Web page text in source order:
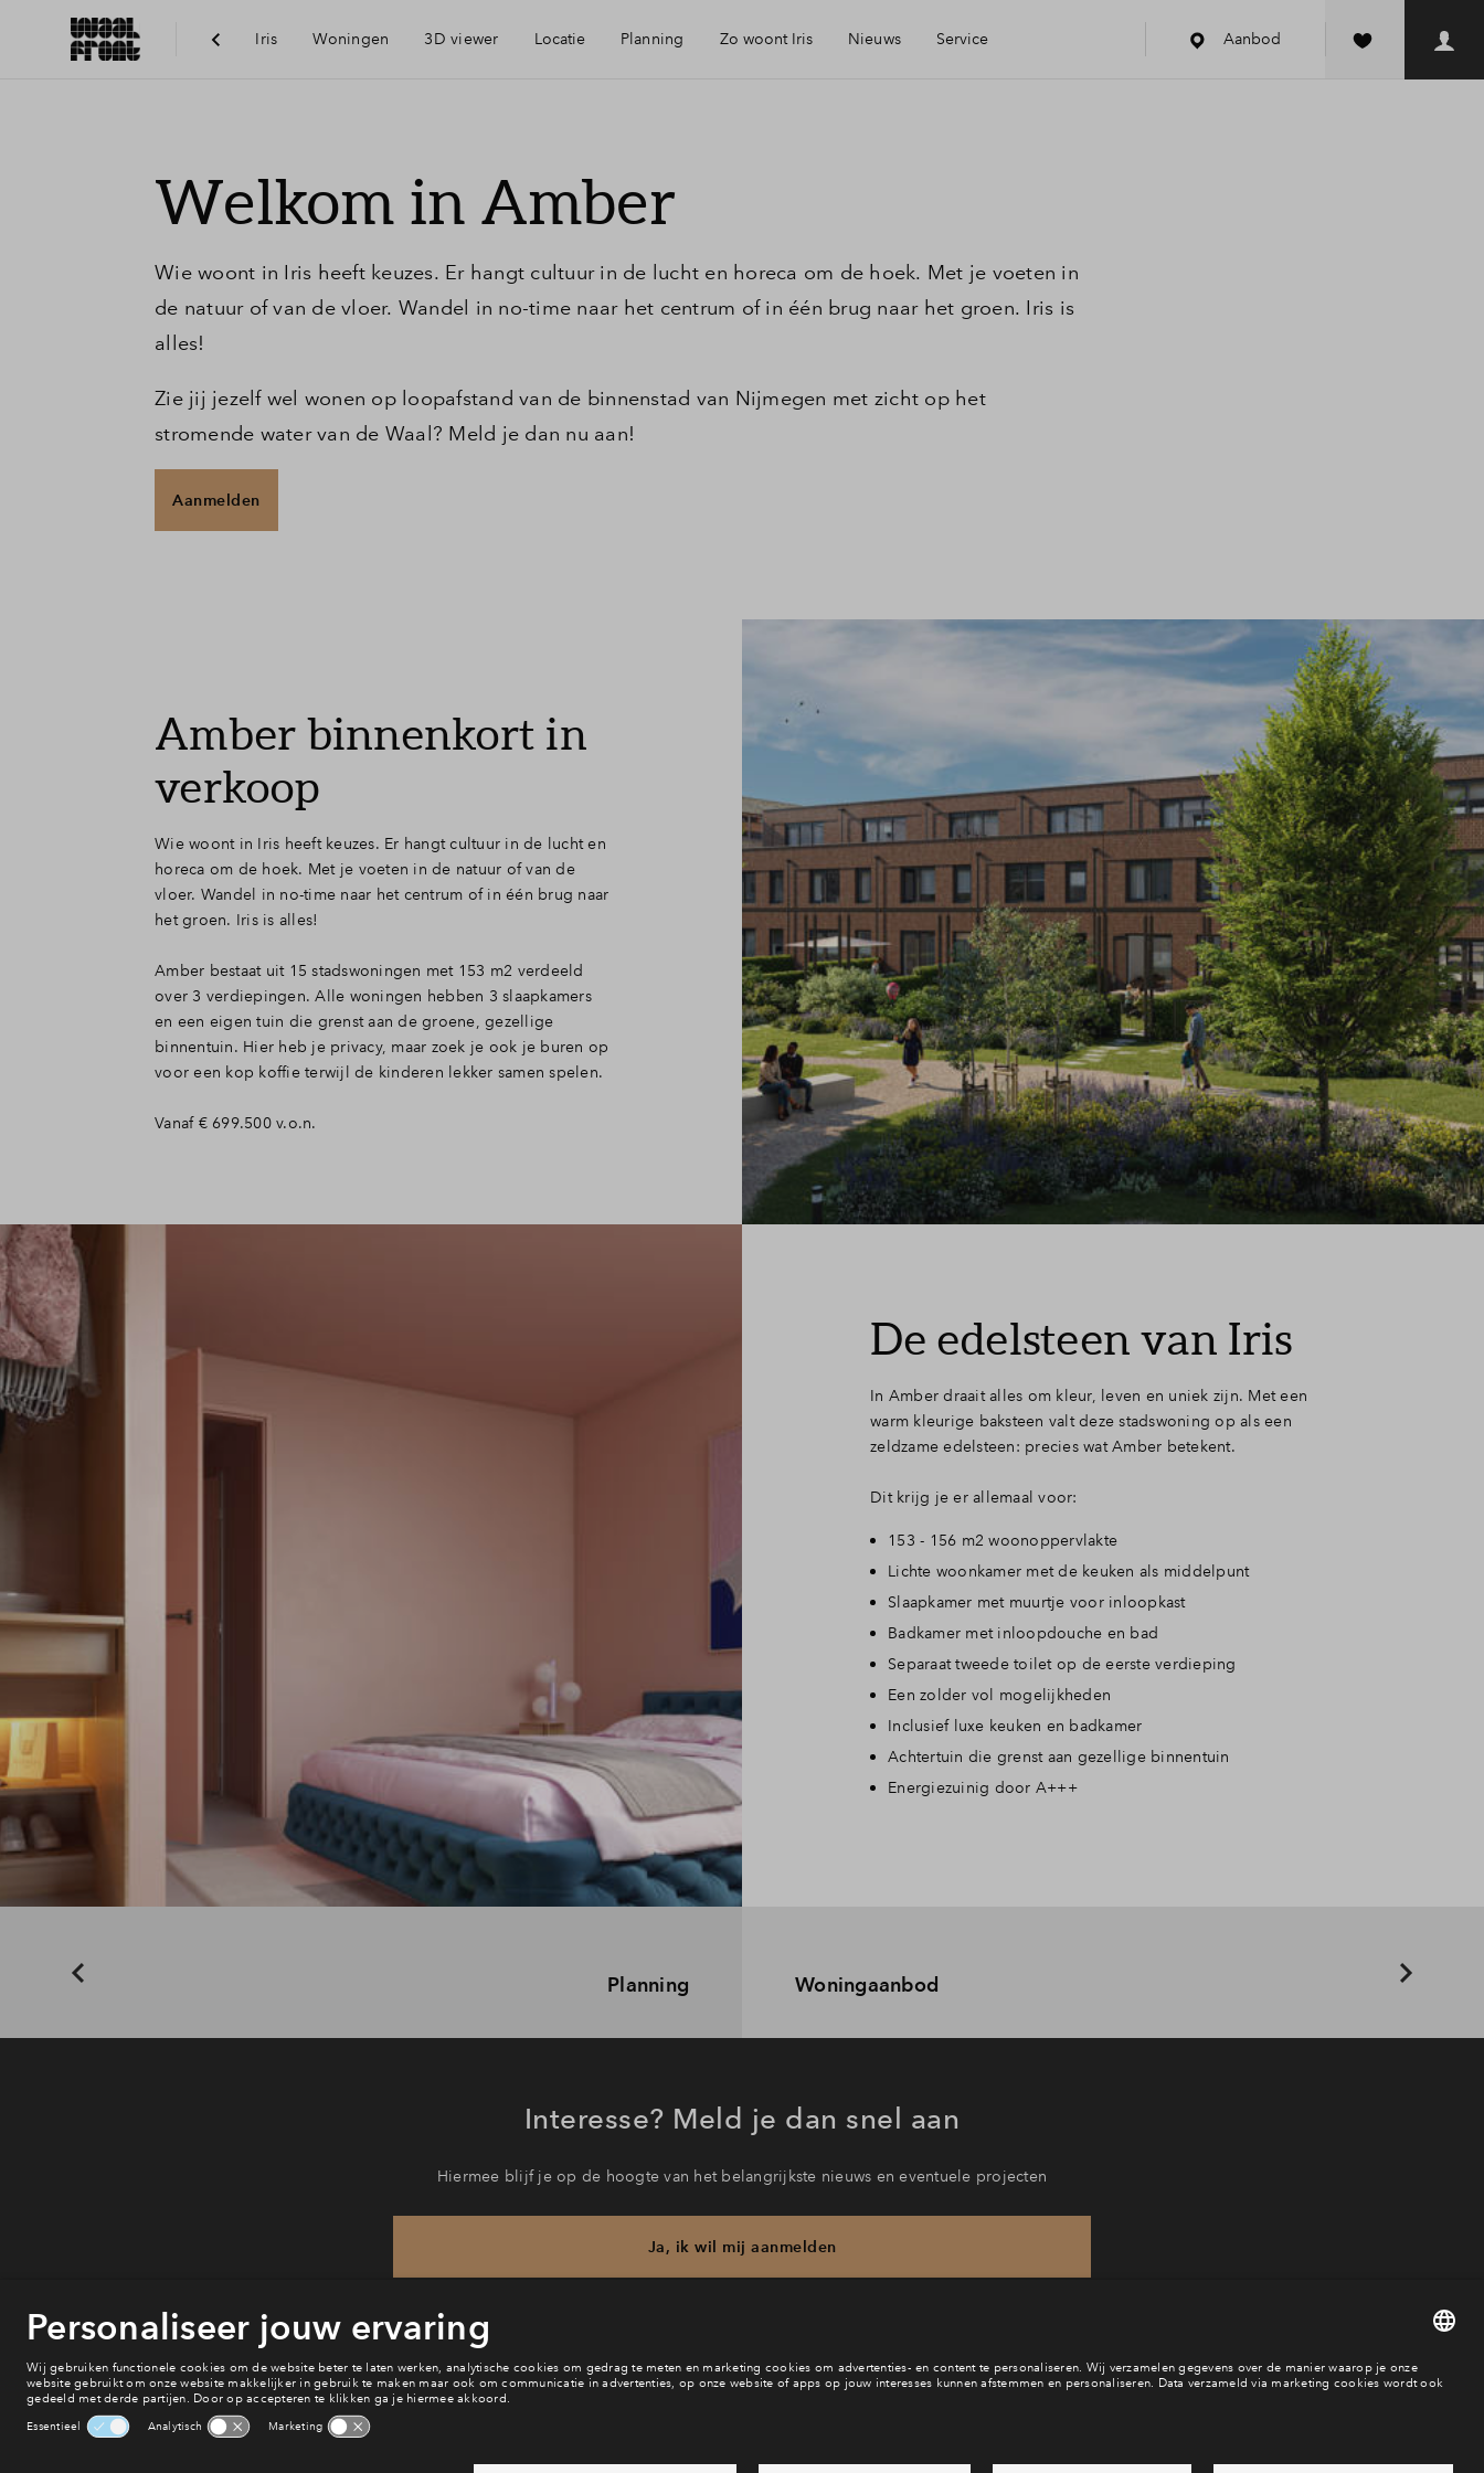
Iris Woningen 3D viewer Locatie
Voorzieningen
Visie
Nijmegen
Planning Zo woont Iris
Keuken: Iris by Siematic
Blog: Iris verhuist
Nieuws Service
Financiering
Aanbod
Welkom in Amber
Wie woont in Iris heeft keuzes. Er hangt cultuur in de lucht en horeca om de hoek. Met je voeten in
de natuur of van de vloer. Wandel in no-time naar het centrum of in één brug naar het groen. Iris is
alles!
Zie jij jezelf wel wonen op loopafstand van de binnenstad van Nijmegen met zicht op het
stromende water van de Waal? Meld je dan nu aan!
Aanmelden
Amber binnenkort in
verkoop
Wie woont in Iris heeft keuzes. Er hangt cultuur in de lucht en
horeca om de hoek. Met je voeten in de natuur of van de
vloer. Wandel in no-time naar het centrum of in één brug naar
het groen. Iris is alles!
Amber bestaat uit 15 stadswoningen met 153 m2 verdeeld
over 3 verdiepingen. Alle woningen hebben 3 slaapkamers
en een eigen tuin die grenst aan de groene, gezellige
binnentuin. Hier heb je privacy, maar zoek je ook je buren op
voor een kop koffie terwijl de kinderen lekker samen spelen.
Vanaf € 699.500 v.o.n.
De edelsteen van Iris
In Amber draait alles om kleur, leven en uniek zijn. Met een
warm kleurige baksteen valt deze stadswoning op als een
zeldzame edelsteen: precies wat Amber betekent.
Dit krijg je er allemaal voor:
153 - 156 m2 woonoppervlakte
Lichte woonkamer met de keuken als middelpunt
Slaapkamer met muurtje voor inloopkast
Badkamer met inloopdouche en bad
Separaat tweede toilet op de eerste verdieping
Een zolder vol mogelijkheden
Inclusief luxe keuken en badkamer
Achtertuin die grenst aan gezellige binnentuin
Energiezuinig door A+++
Planning Woningaanbod
Interesse? Meld je dan snel aan
Hiermee blijf je op de hoogte van het belangrijkste nieuws en eventuele projecten
Ja, ik wil mij aanmelden
Heb je een vraag en wil je direct antwoord? Bel ons op
6 dagen per week beschikbaar (behalve tijdens feestdagen)
via chat en telefoon